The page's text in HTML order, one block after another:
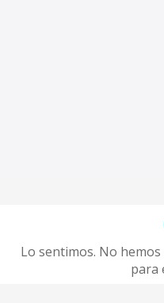
Lo sentimos. No
para